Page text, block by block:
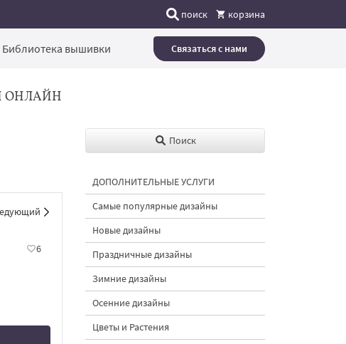
поиск корзина
Библиотека вышивки Связаться с нами
ОНЛАЙН
6
Поиск
ДОПОЛНИТЕЛЬНЫЕ УСЛУГИ
Самые популярные дизайны
Новые дизайны
Праздничные дизайны
Зимние дизайны
Осенние дизайны
Цветы и Растения